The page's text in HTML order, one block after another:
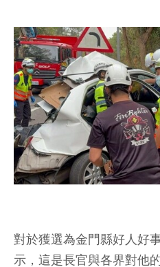
對於獲選為金門縣好人好
示，這是長官與各界對他